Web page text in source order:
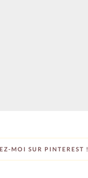
MOI SUR PINTEREST !